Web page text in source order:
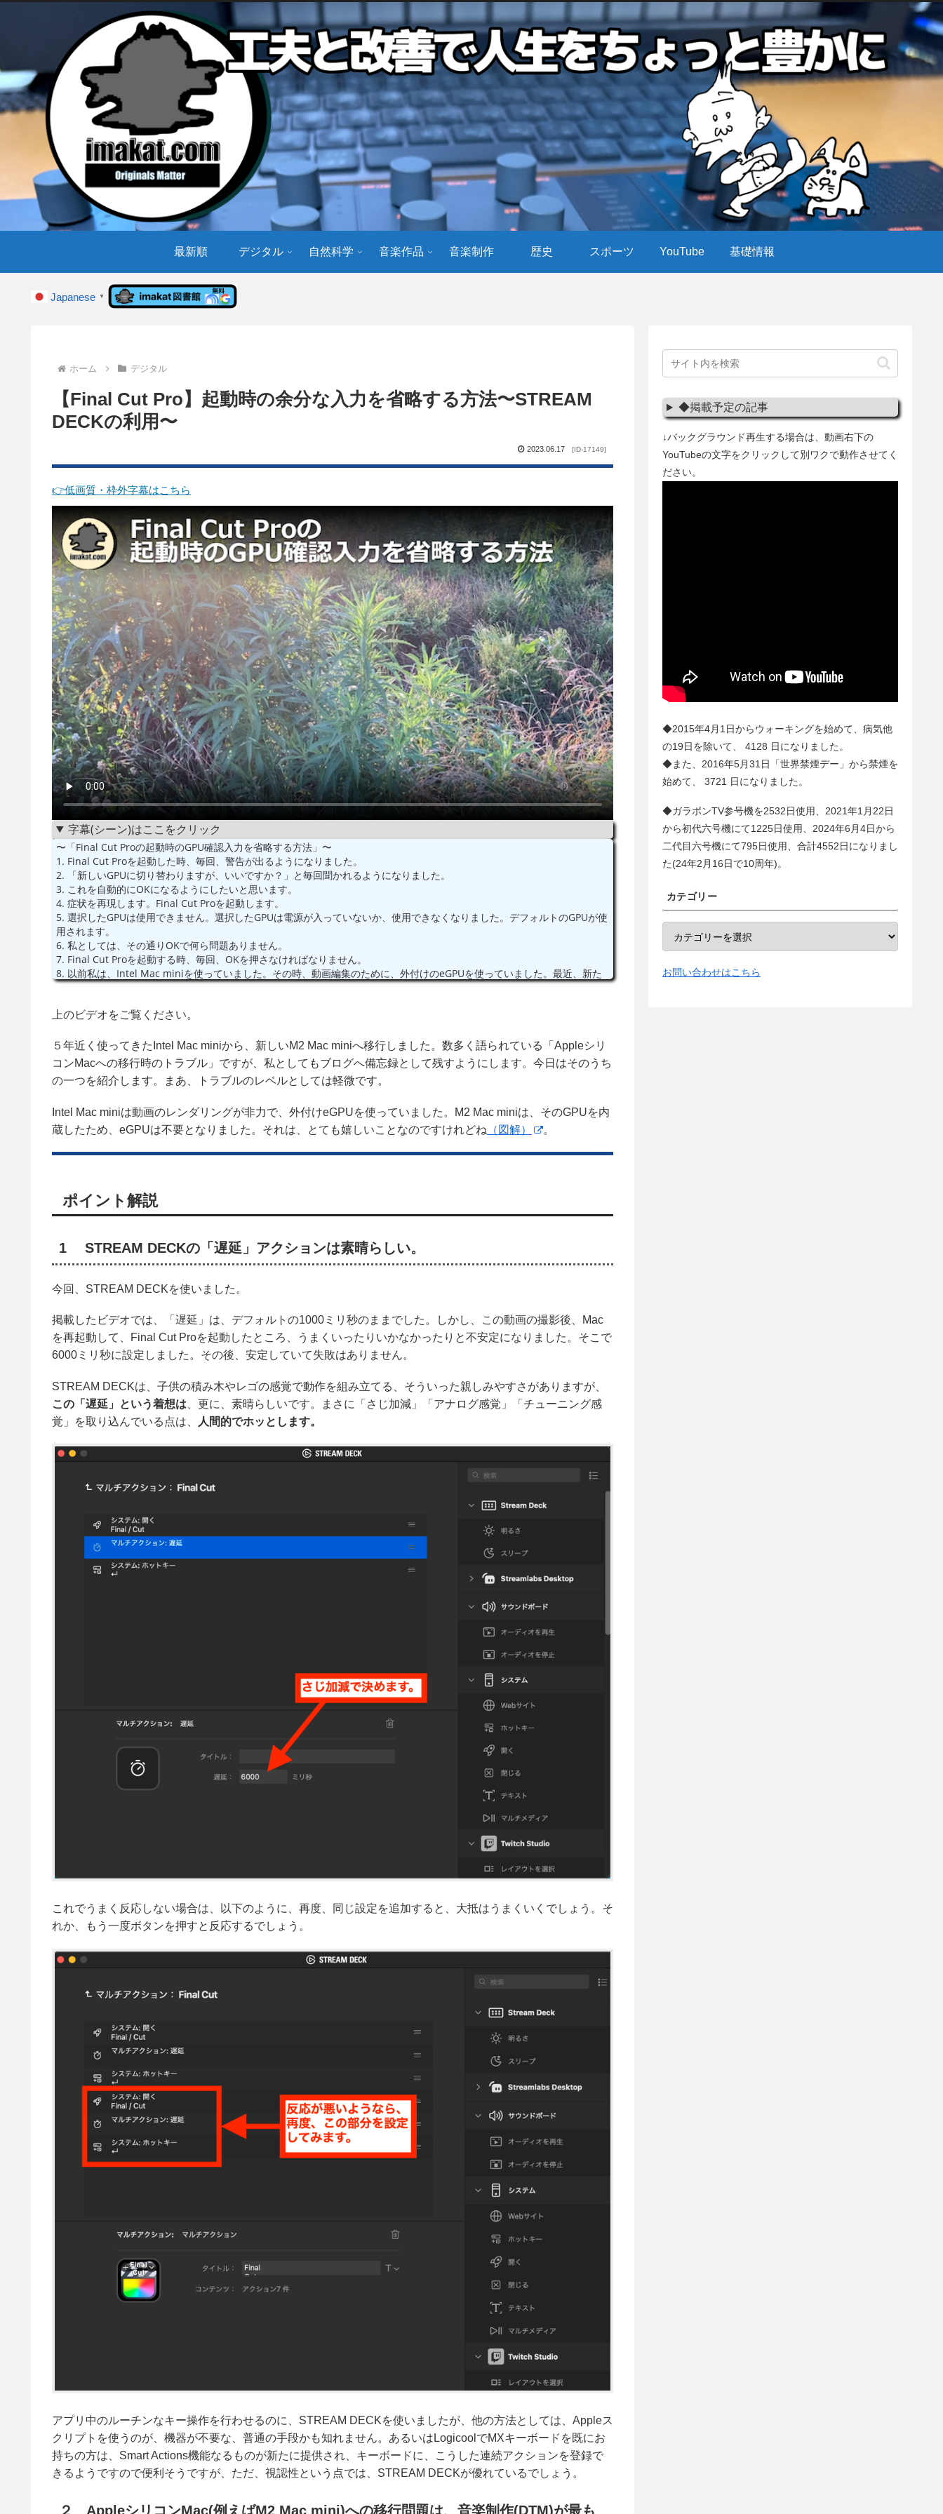
最新順 デジタル 自然科学 音楽作品 音楽制作 歴史 スポーツ YouTube 基礎情報
Japanese ▼
ホーム デジタル
【Final Cut Pro】起動時の余分な入力を省略する方法〜STREAM
DECKの利用〜
2023.06.17 [ID-17149]
👉低画質・枠外字幕はこちら
字幕(シーン)はここをクリック
〜「Final Cut Proの起動時のGPU確認入力を省略する方法」〜
1. Final Cut Proを起動した時、毎回、警告が出るようになりました。
2. 「新しいGPUに切り替わりますが、いいですか？」と毎回聞かれるようになりました。
3. これを自動的にOKになるようにしたいと思います。
4. 症状を再現します。Final Cut Proを起動します。
5. 選択したGPUは使用できません。選択したGPUは電源が入っていないか、使用できなくなりました。デフォルトのGPUが使
用されます。
6. 私としては、その通りOKで何ら問題ありません。
7. Final Cut Proを起動する時、毎回、OKを押さなければなりません。
8. 以前私は、Intel Mac miniを使っていました。その時、動画編集のために、外付けのeGPUを使っていました。最近、新た
に、M2 Mac miniへ移行しました。
10. eGPUがあるものとして引き継がれました。そのためこの現象が生じています。これをリセットする方法がなかなか見当た
11. それでは、対処をしていきます。
12. STREAM DECKを使ってみます。
13. 「マルチアクション」を使います。
14. 「開く」を挿入します。
16. Final Cut Proが起動したあと、OKにするのは、Enterキーを入力します。
17. 「ホットキー」を挿入します。
19. 実行してみます。
22. 「遅延」を、「開く」と「ホットキー」の間に挟み込みます。
23. 再度、実行を試してみます。
25. 一応、完成しましたが、アイコンを作っておきます。
26. Final Cut Proのアイコンを挿入します。
27. タイトルを、Final Cutとして上段に表示するようにします。
28. こんな感じに出来上がりました。
29E. 「STREAM DECKを利用して、Final Cut Proをスムーズに起動させよう！」でした。
上のビデオをご覧ください。
５年近く使ってきたIntel Mac miniから、新しいM2 Mac miniへ移行しました。数多く語られている「Appleシリ
コンMacへの移行時のトラブル」ですが、私としてもブログへ備忘録として残すようにします。今日はそのうち
の一つを紹介します。まあ、トラブルのレベルとしては軽微です。
Intel Mac miniは動画のレンダリングが非力で、外付けeGPUを使っていました。M2 Mac miniは、そのGPUを内
蔵したため、eGPUは不要となりました。それは、とても嬉しいことなのですけれどね （図解） 。
ポイント解説
1 STREAM DECKの「遅延」アクションは素晴らしい。
今回、STREAM DECKを使いました。
掲載したビデオでは、「遅延」は、デフォルトの1000ミリ秒のままでした。しかし、この動画の撮影後、Mac
を再起動して、Final Cut Proを起動したところ、うまくいったりいかなかったりと不安定になりました。そこで
6000ミリ秒に設定しました。その後、安定していて失敗はありません。
STREAM DECKは、子供の積み木やレゴの感覚で動作を組み立てる、そういった親しみやすさがありますが、
この「遅延」という着想は 、更に、素晴らしいです。まさに「さじ加減」「アナログ感覚」「チューニング感
覚」を取り込んでいる点は、
人間的でホッとします。
これでうまく反応しない場合は、以下のように、再度、同じ設定を追加すると、大抵はうまくいくでしょう。そ
れか、もう一度ボタンを押すと反応するでしょう。
アプリ中のルーチンなキー操作を行わせるのに、STREAM DECKを使いましたが、他の方法としては、Appleス
クリプトを使うのが、機器が不要な、普通の手段かも知れません。あるいはLogicoolでMXキーボードを既にお
持ちの方は、Smart Actions機能なるものが新たに提供され、キーボードに、こうした連続アクションを登録で
きるようですので便利そうですが、ただ、視認性という点では、STREAM DECKが優れているでしょう。
２ AppleシリコンMac(例えばM2 Mac mini)への移行問題は、音楽制作(DTM)が最も
◆掲載予定の記事
↓バックグラウンド再生する場合は、動画右下の
YouTubeの文字をクリックして別ワクで動作させてく
ださい。
◆2015年4月1日からウォーキングを始めて、病気他
の19日を除いて、 4128 日になりました。
◆また、2016年5月31日「世界禁煙デー」から禁煙を
始めて、 3721 日になりました。
◆ガラポンTV参号機を2532日使用、2021年1月22日
から初代六号機にて1225日使用、2024年6月4日から
二代目六号機にて795日使用、合計4552日になりまし
た(24年2月16日で10周年)。
カテゴリー
お問い合わせはこちら